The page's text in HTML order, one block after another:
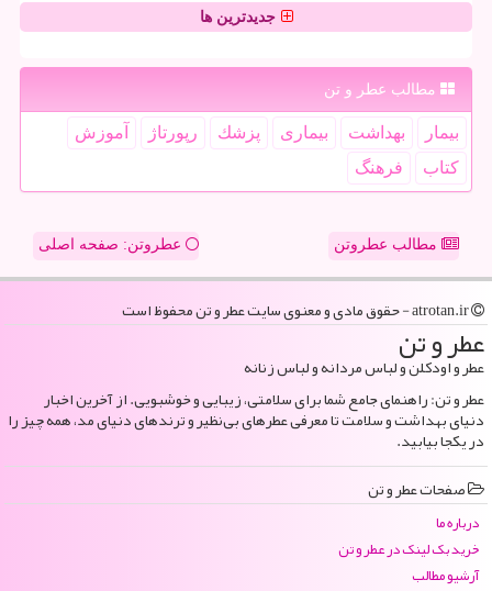
جدیدترین ها
مطالب عطر و تن
بیمار بهداشت بیماری پزشك رپورتاژ
آموزش
كتاب
فرهنگ
مطالب عطروتن عطروتن: صفحه اصلی
عطر و تن
عطر و اودکلن و لباس مردانه و لباس زنانه
عطر و تن: راهنمای جامع شما برای سلامتی، زیبایی و خوشبویی. از آخرین اخبار
دنیای بهداشت و سلامت تا معرفی عطرهای بی‌نظیر و ترندهای دنیای مد، همه چیز را
در یکجا بیابید.
صفحات عطر و تن
درباره ما
خرید بک لینک در عطر و تن
آرشیو مطالب